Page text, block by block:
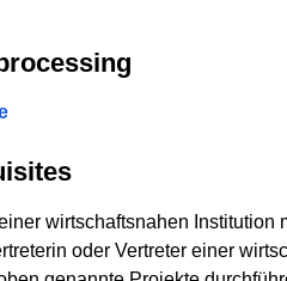
wirtschaftsnahen Institution
oder Vertreter einer